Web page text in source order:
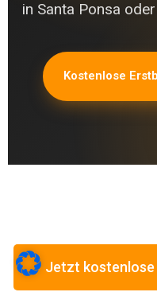
in Santa Ponsa
Kostenlose
Jetzt kostenlose